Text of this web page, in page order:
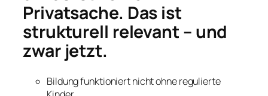
Privatsache. Das ist
strukturell relevant – und
zwar jetzt.
Bildung funktioniert nicht ohne regulierte